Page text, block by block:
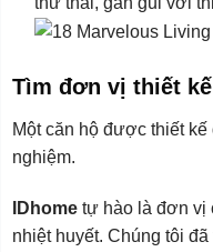
Tìm đơn vị thiết
Một căn hộ được thiết
nghiệm.
IDhometự hào là đơn vị
nhiệt huyết. Chúng tôi